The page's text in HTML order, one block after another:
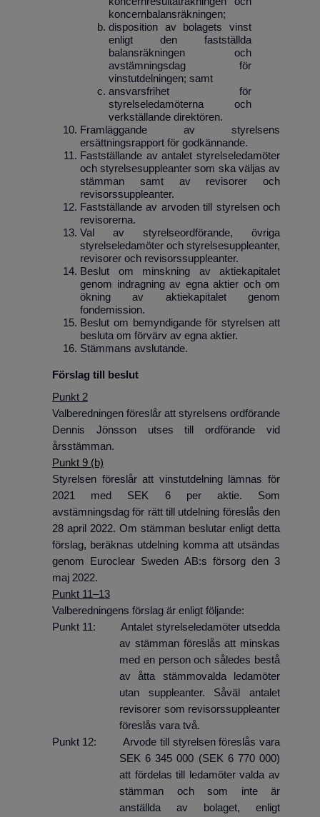
koncernbalansräkningen;
disposition av bolagets vinst
enligt den fastställda
balansräkningen och
avstämningsdag för
vinstutdelningen; samt
ansvarsfrihet för
styrelseledamöterna och
verkställande direktören.
Framläggande av styrelsens
ersättningsrapport för godkännande.
Fastställande av antalet styrelseledamöter
och styrelsesuppleanter som ska väljas av
stämman samt av revisorer och
revisorssuppleanter.
Fastställande av arvoden till styrelsen och
revisorerna.
Val av styrelseordförande, övriga
styrelseledamöter och styrelsesuppleanter,
revisorer och revisorssuppleanter.
Beslut om minskning av aktiekapitalet
genom indragning av egna aktier och om
ökning av aktiekapitalet genom
fondemission.
Beslut om bemyndigande för styrelsen att
besluta om förvärv av egna aktier.
Stämmans avslutande.
Förslag till beslut
Punkt 2
Valberedningen föreslår att styrelsens ordförande
Dennis Jönsson utses till ordförande vid
årsstämman.
Punkt 9 (b)
Styrelsen föreslår att vinstutdelning lämnas för
2021 med SEK 6 per aktie. Som
avstämningsdag för rätt till utdelning föreslås den
28 april 2022. Om stämman beslutar enligt detta
förslag, beräknas utdelning komma att utsändas
genom Euroclear Sweden AB:s försorg den 3
maj 2022.
Punkt 11–13
Valberedningens förslag är enligt följande:
Punkt 11: Antalet styrelseledamöter utsedda
av stämman föreslås att minskas
med en person och således bestå
av åtta stämmovalda ledamöter
utan supple­anter. Såväl antalet
revisorer som revisorssuppleanter
föreslås vara två.
Punkt 12: Arvode till styrelsen föreslås vara
SEK 6 345 000 (SEK 6 770 000)
att för­delas till ledamöter valda av
stämman och som inte är
anställda av bolaget, enligt